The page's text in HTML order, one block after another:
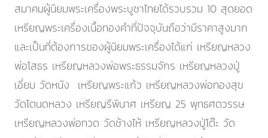
สมาคมผู้นิยมพระเครื่องพระบูชาไทยได้รวบรวม 10 สุดยอด
เหรียญพระเครื่องเนื้อทองคำที่ปัจจุบันถือว่ามีราคาสูงมาก
และเป็นที่ต้องการของผู้นิยมพระเครื่องได้แก่ เหรียญหลวง
พ่อโสธร เหรียญหลวงพ่อพระธรรมจักร เหรียญหลวงปู่
เอี่ยม วัดหนัง เหรียญพระแก้ว เหรียญหลวงพ่อทองสุข
วัดโตนดหลวง เหรียญรีพินาศ เหรียญ 25 พุทธศตวรรษ
เหรียญหลวงพ่อทวด วัดช้างไห้ เหรียญหลวงปู่โต๊ะ วัด